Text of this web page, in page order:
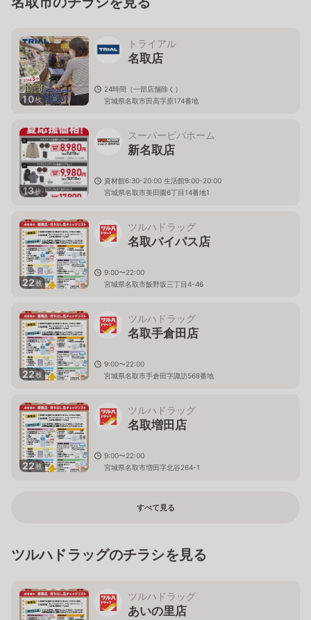
10枚
トライアル
名取店
24時間（一部店舗除く）
宮城県名取市田高字原174番地
13枚
スーパービバホーム
新名取店
資材館6:30-20:00 生活館9:00-20:00
宮城県名取市美田園6丁目14番地1
22枚
ツルハドラッグ
名取バイパス店
9:00〜22:00
宮城県名取市飯野坂三丁目4-46
22枚
ツルハドラッグ
名取手倉田店
9:00〜22:00
宮城県名取市手倉田字諏訪568番地
22枚
ツルハドラッグ
名取増田店
9:00〜22:00
宮城県名取市増田字北谷264-1
すべて見る
ツルハドラッグのチラシを見る
ツルハドラッグ
あいの里店